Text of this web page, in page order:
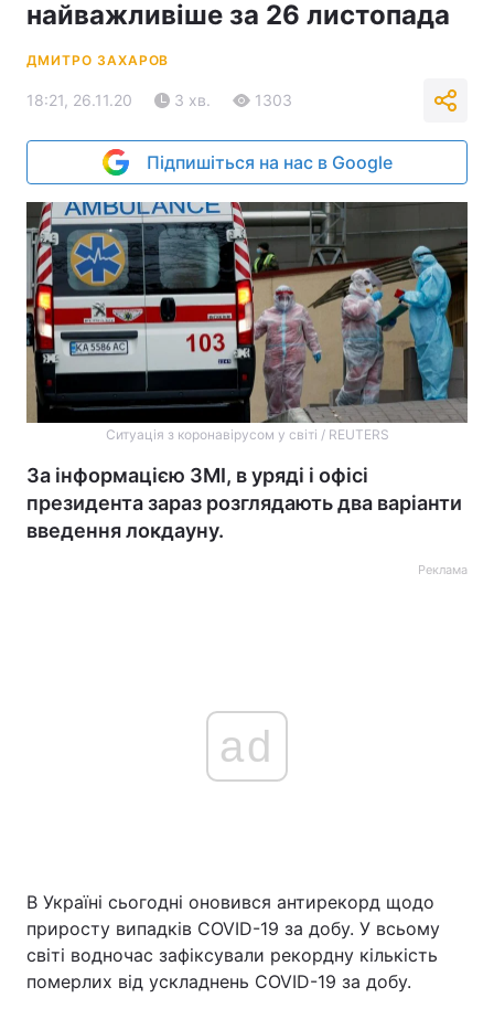
найважливіше за 26 листопада
ДМИТРО ЗАХАРОВ
18:21, 26.11.20 3 хв. 1303
Підпишіться на нас в Google
Ситуація з коронавірусом у світі / REUTERS
За інформацією ЗМІ, в уряді і офісі
президента зараз розглядають два варіанти
введення локдауну.
Реклама
ad
В Україні сьогодні оновився антирекорд щодо
приросту випадків COVID-19 за добу. У всьому
світі водночас зафіксували рекордну кількість
померлих від ускладнень COVID-19 за добу.